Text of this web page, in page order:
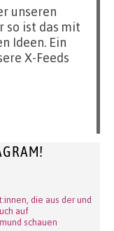
unseren
so ist das mit
Ideen. Ein
X-Feeds
die aus der und
auf
schauen